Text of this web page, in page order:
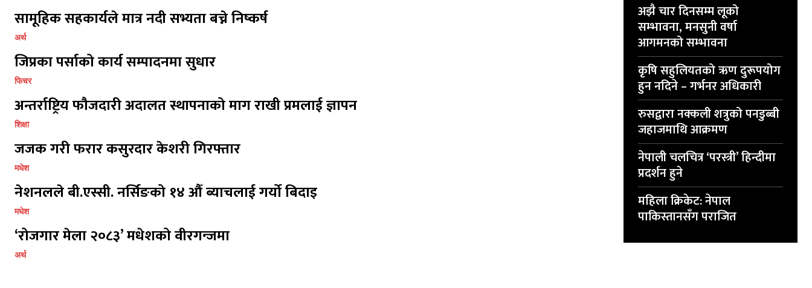
सामूहिक सहकार्यले मात्र नदी सभ्यता बच्ने निष्कर्ष
अर्थ
जिप्रका पर्साको कार्य सम्पादनमा सुधार
फिचर
अन्तर्राष्ट्रिय फौजदारी अदालत स्थापनाको माग राखी प्रमलाई ज्ञापन
शिक्षा
जजक गरी फरार कसुरदार केशरी गिरफ्तार
मधेश
नेशनलले बी.एस्सी. नर्सिङको १४ औँ ब्याचलाई गर्यो बिदाइ
मधेश
‘रोजगार मेला २०८३’ मधेशको वीरगन्जमा
अर्थ
अझै चार दिनसम्म लूको
सम्भावना, मनसुनी वर्षा
आगमनको सम्भावना
कृषि सहुलियतको ऋण दुरूपयोग
हुन नदिने – गर्भनर अधिकारी
रुसद्वारा नक्कली शत्रुको पनडुब्बी
जहाजमाथि आक्रमण
नेपाली चलचित्र ‘परस्त्री’ हिन्दीमा
प्रदर्शन हुने
महिला क्रिकेट: नेपाल
पाकिस्तानसँग पराजित